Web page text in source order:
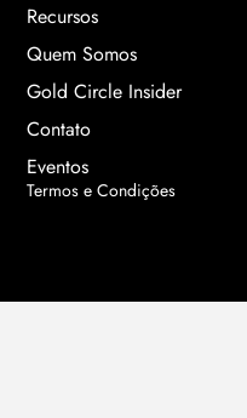
Recursos
Quem Somos
Gold Circle Insider
Contato
Eventos
Termos e Condições